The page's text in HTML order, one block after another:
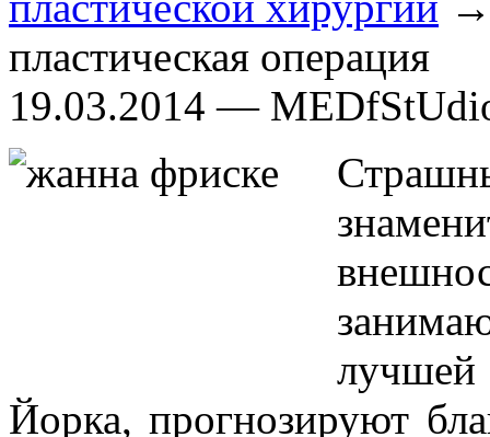
пластическая операция
19.03.2014 —
лучшей
Йорка, прогнозируют